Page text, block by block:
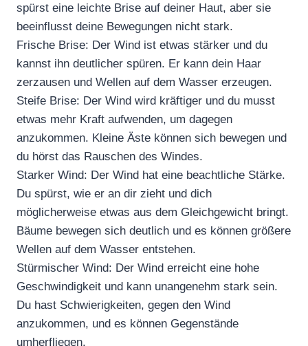
spürst eine leichte Brise auf deiner Haut, aber sie
beeinflusst deine Bewegungen nicht stark.
Frische Brise: Der Wind ist etwas stärker und du
kannst ihn deutlicher spüren. Er kann dein Haar
zerzausen und Wellen auf dem Wasser erzeugen.
Steife Brise: Der Wind wird kräftiger und du musst
etwas mehr Kraft aufwenden, um dagegen
anzukommen. Kleine Äste können sich bewegen und
du hörst das Rauschen des Windes.
Starker Wind: Der Wind hat eine beachtliche Stärke.
Du spürst, wie er an dir zieht und dich
möglicherweise etwas aus dem Gleichgewicht bringt.
Bäume bewegen sich deutlich und es können größere
Wellen auf dem Wasser entstehen.
Stürmischer Wind: Der Wind erreicht eine hohe
Geschwindigkeit und kann unangenehm stark sein.
Du hast Schwierigkeiten, gegen den Wind
anzukommen, und es können Gegenstände
umherfliegen.